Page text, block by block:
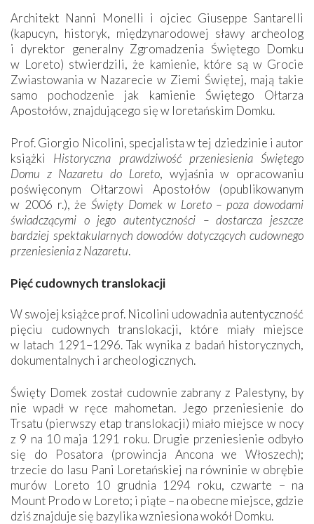
Architekt Nanni Monelli i ojciec Giuseppe Santarelli
(kapucyn, historyk, międzynarodowej sławy archeolog
i dyrektor generalny Zgromadzenia Świętego Domku
w Loreto) stwierdzili, że kamienie, które są w Grocie
Zwiastowania w Nazarecie w Ziemi Świętej, mają takie
samo pochodzenie jak kamienie Świętego Ołtarza
Apostołów, znajdującego się w loretańskim Domku.
Prof. Giorgio Nicolini, specjalista w tej dziedzinie i autor
książki Historyczna prawdziwość przeniesienia Świętego
Domu z Nazaretu do Loreto, wyjaśnia w opracowaniu
poświęconym Ołtarzowi Apostołów (opublikowanym
w 2006 r.), żeŚwięty Domek w Loreto – poza dowodami
świadczącymi o jego autentyczności – dostarcza jeszcze
bardziej spektakularnych dowodów dotyczących cudownego
przeniesieniaz Nazaretu.
Pięć cudownych translokacji
W swojej książce prof. Nicolini udowadnia autentyczność
pięciu cudownych translokacji, które miały miejsce
w latach 1291–1296. Tak wynika z badań historycznych,
dokumentalnych i archeologicznych.
Święty Domek został cudownie zabrany z Palestyny, by
nie wpadł w ręce mahometan. Jego przeniesienie do
Trsatu (pierwszy etap translokacji) miało miejsce w nocy
z 9 na 10 maja 1291 roku. Drugie przeniesienie odbyło
się do Posatora (prowincja Ancona we Włoszech);
trzecie do lasu Pani Loretańskiej na równinie w obrębie
murów Loreto 10 grudnia 1294 roku, czwarte – na
Mount Prodo w Loreto; i piąte – na obecne miejsce, gdzie
dziś znajduje się bazylika wzniesiona wokół Domku.